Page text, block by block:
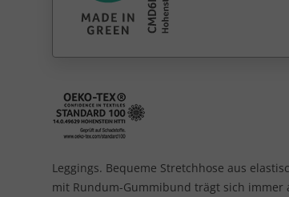
Leggings. Bequeme Stretchhose aus
mit Rundum-Gummibund trägt sich immer